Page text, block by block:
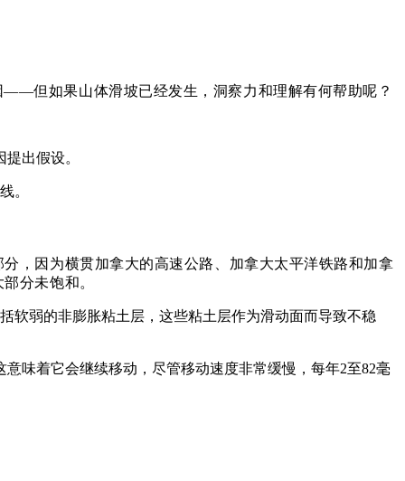
但如果山体滑坡已经发生，洞察力和理解有何帮助呢？
出假设。
。
，因为横贯加拿大的高速公路、加拿大太平洋铁路和加拿
分未饱和。
软弱的非膨胀粘土层，这些粘土层作为滑动面而导致不稳
味着它会继续移动，尽管移动速度非常缓慢，每年2至82毫